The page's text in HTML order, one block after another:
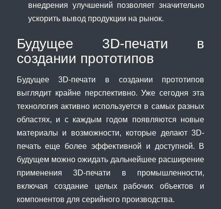
внедрения улучшений позволяет значительно
ускорить вывод продукции на рынок.
Будущее 3D-печати в
создании прототипов
Будущее 3D-печати в создании прототипов
выглядит крайне перспективно. Уже сегодня эта
технология активно используется в самых разных
областях, и с каждым годом появляются новые
материалы и возможности, которые делают 3D-
печать еще более эффективной и доступной. В
будущем можно ожидать дальнейшее расширение
применения 3D-печати в промышленности,
включая создание целых рабочих объектов и
компонентов для серийного производства.